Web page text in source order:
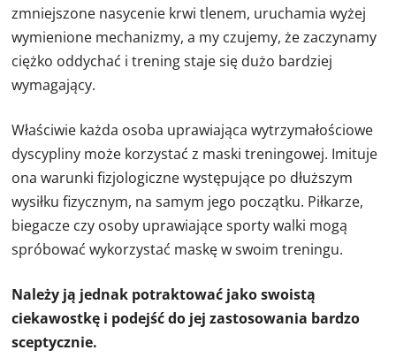
zmniejszone nasycenie krwi tlenem, uruchamia wyżej
wymienione mechanizmy, a my czujemy, że zaczynamy
ciężko oddychać i trening staje się dużo bardziej
wymagający.
Właściwie każda osoba uprawiająca wytrzymałościowe
dyscypliny może korzystać z maski treningowej. Imituje
ona warunki fizjologiczne występujące po dłuższym
wysiłku fizycznym, na samym jego początku. Piłkarze,
biegacze czy osoby uprawiające sporty walki mogą
spróbować wykorzystać maskę w swoim treningu.
Należy ją jednak potraktować jako swoistą
ciekawostkę i podejść do jej zastosowania bardzo
sceptycznie.